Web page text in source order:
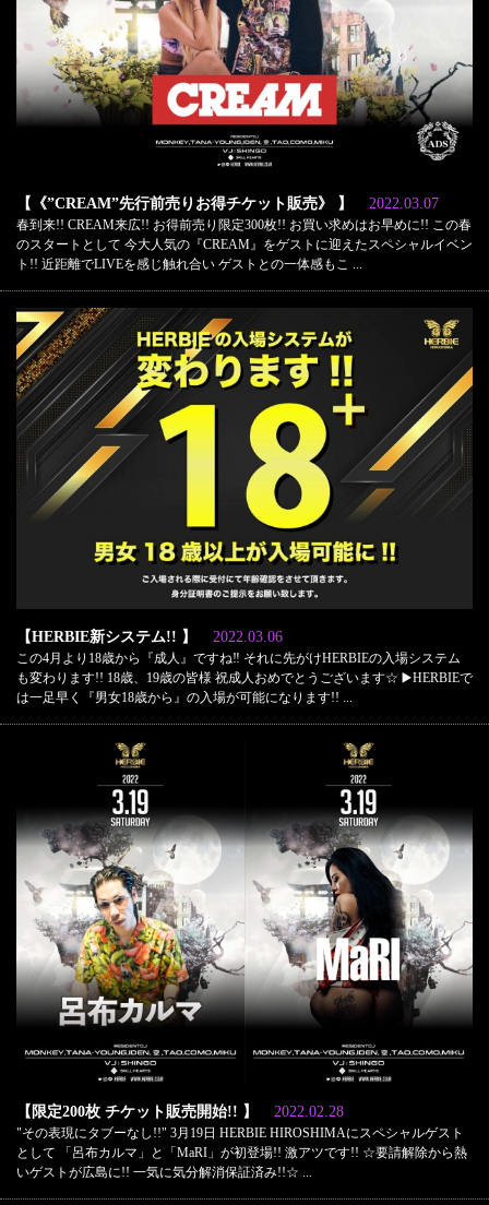
【《”CREAM”先行前売りお得チケット販売》 】 2022.03.07
春到来!! CREAM来広!! お得前売り限定300枚!! お買い求めはお早めに!! この春
のスタートとして 今大人気の『CREAM』をゲストに迎えたスペシャルイベン
ト!! 近距離でLIVEを感じ触れ合い ゲストとの一体感もこ ...
【HERBIE新システム!! 】 2022.03.06
この4月より18歳から『成人』ですね‼️ それに先がけHERBIEの入場システム
も変わります!! 18歳、19歳の皆様 祝成人おめでとうございます☆ ▶️HERBIEで
は一足早く『男女18歳から』の入場が可能になります!! ...
【限定200枚 チケット販売開始!! 】 2022.02.28
"その表現にタブーなし!!" 3月19日 HERBIE HIROSHIMAにスペシャルゲスト
として 「呂布カルマ」と「MaRI」が初登場!! 激アツです!! ☆要請解除から熱
いゲストが広島に!! 一気に気分解消保証済み!!☆ ...